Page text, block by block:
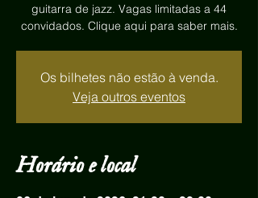
guitarra de jazz. Vagas limitadas a 44
convidados. Clique aqui para saber mais.
Os bilhetes não estão à venda.
Veja outros eventos
Horário e local